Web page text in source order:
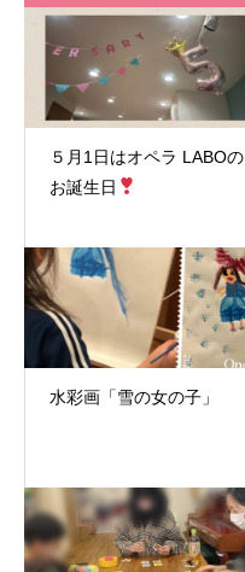
５月1日はオペラ LABOの
お誕生日
水彩画「雪の女の子」